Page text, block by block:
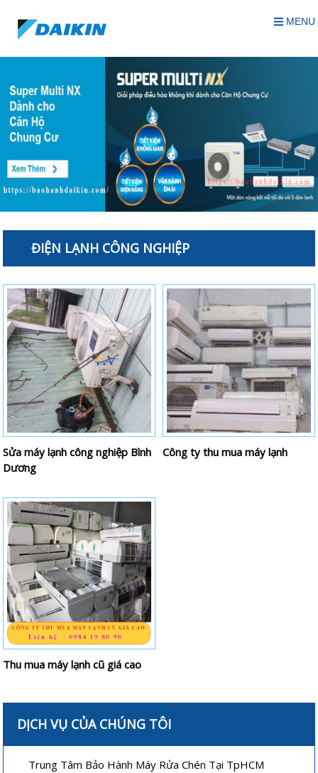
MENU
ĐIỆN LẠNH CÔNG NGHIỆP
Sửa máy lạnh công nghiệp Bình
Dương
Công ty thu mua máy lạnh
Thu mua máy lạnh cũ giá cao
DỊCH VỤ CỦA CHÚNG TÔI
Trung Tâm Bảo Hành Máy Rửa Chén Tại TpHCM